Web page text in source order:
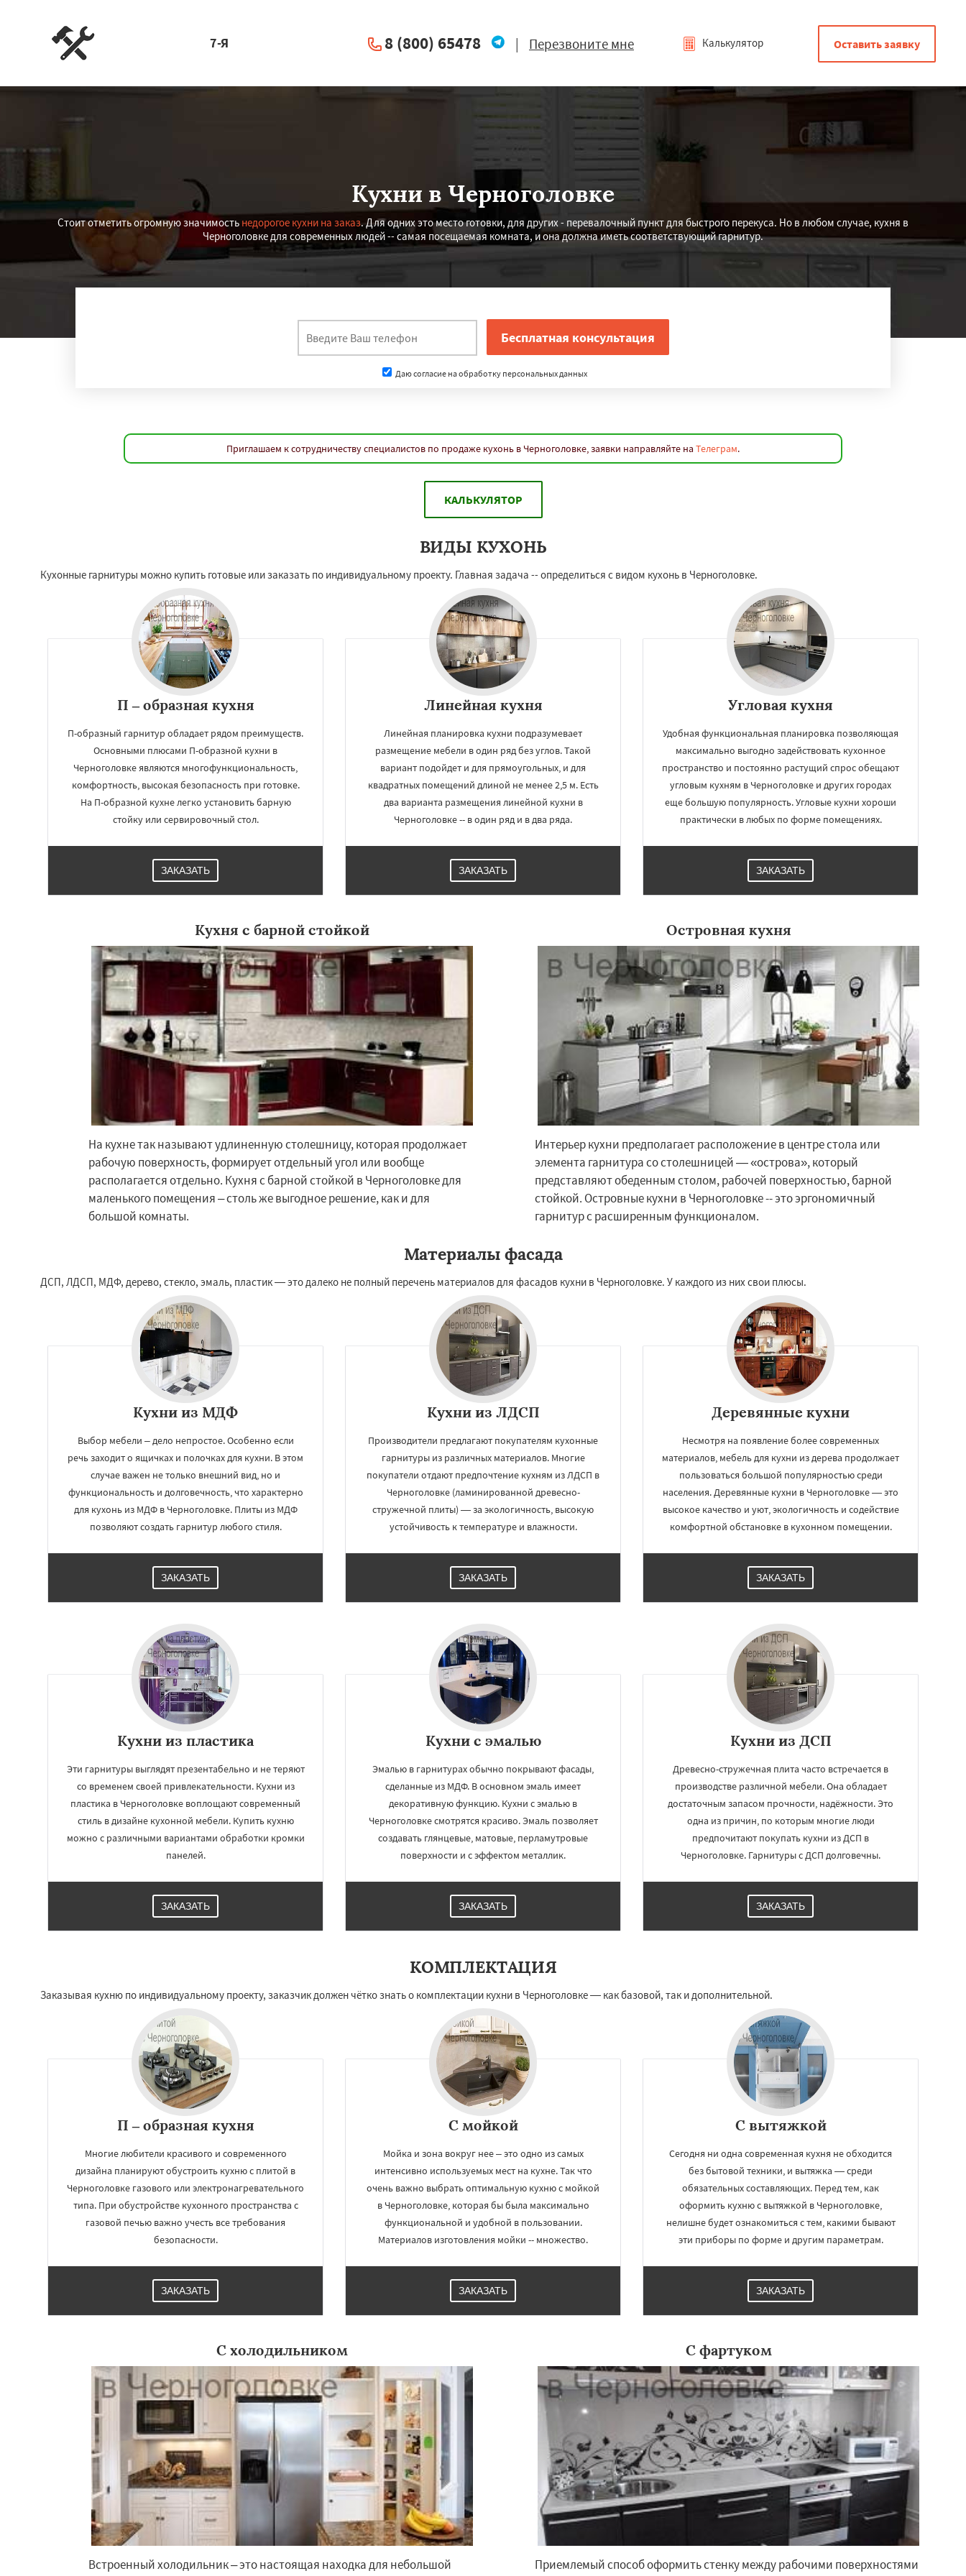
Работаем по
регионам
Богородское
Восход Деденево Жилево Загорянский
Нахабино
7-Я 8 (800) 65478 | Перезвоните мне Калькулятор Оставить заявку
Кухни в Черноголовке
Стоит отметить огромную значимость недорогое кухни на заказ. Для одних это место готовки, для других - перевалочный пункт для быстрого перекуса. Но в любом случае, кухня в
Черноголовке для современных людей -- самая посещаемая комната, и она должна иметь соответствующий гарнитур.
Даю согласие на обработку персональных данных
Приглашаем к сотрудничеству специалистов по продаже кухонь в Черноголовке, заявки направляйте на Телеграм.
КАЛЬКУЛЯТОР
ВИДЫ КУХОНЬ
Кухонные гарнитуры можно купить готовые или заказать по индивидуальному проекту. Главная задача -- определиться с видом кухонь в Черноголовке.
П – образная кухня
П-образный гарнитур обладает рядом преимуществ.
Основными плюсами П-образной кухни в
Черноголовке являются многофункциональность,
комфортность, высокая безопасность при готовке.
На П-образной кухне легко установить барную
стойку или сервировочный стол.
ЗАКАЗАТЬ
Линейная кухня
Линейная планировка кухни подразумевает
размещение мебели в один ряд без углов. Такой
вариант подойдет и для прямоугольных, и для
квадратных помещений длиной не менее 2,5 м. Есть
два варианта размещения линейной кухни в
Черноголовке -- в один ряд и в два ряда.
ЗАКАЗАТЬ
Угловая кухня
Удобная функциональная планировка позволяющая
максимально выгодно задействовать кухонное
пространство и постоянно растущий спрос обещают
угловым кухням в Черноголовке и других городах
еще большую популярность. Угловые кухни хороши
практически в любых по форме помещениях.
ЗАКАЗАТЬ
Кухня с барной стойкой
На кухне так называют удлиненную столешницу, которая продолжает
рабочую поверхность, формирует отдельный угол или вообще
располагается отдельно. Кухня с барной стойкой в Черноголовке для
маленького помещения – столь же выгодное решение, как и для
большой комнаты.
Островная кухня
Интерьер кухни предполагает расположение в центре стола или
элемента гарнитура со столешницей — «острова», который
представляют обеденным столом, рабочей поверхностью, барной
стойкой. Островные кухни в Черноголовке -- это эргономичный
гарнитур с расширенным функционалом.
Материалы фасада
ДСП, ЛДСП, МДФ, дерево, стекло, эмаль, пластик — это далеко не полный перечень материалов для фасадов кухни в Черноголовке. У каждого из них свои плюсы.
Кухни из МДФ
Выбор мебели – дело непростое. Особенно если
речь заходит о ящичках и полочках для кухни. В этом
случае важен не только внешний вид, но и
функциональность и долговечность, что характерно
для кухонь из МДФ в Черноголовке. Плиты из МДФ
позволяют создать гарнитур любого стиля.
ЗАКАЗАТЬ
Кухни из ЛДСП
Производители предлагают покупателям кухонные
гарнитуры из различных материалов. Многие
покупатели отдают предпочтение кухням из ЛДСП в
Черноголовке (ламинированной древесно-
стружечной плиты) — за экологичность, высокую
устойчивость к температуре и влажности.
ЗАКАЗАТЬ
Деревянные кухни
Несмотря на появление более современных
материалов, мебель для кухни из дерева продолжает
пользоваться большой популярностью среди
населения. Деревянные кухни в Черноголовке — это
высокое качество и уют, экологичность и содействие
комфортной обстановке в кухонном помещении.
ЗАКАЗАТЬ
Кухни из пластика
Эти гарнитуры выглядят презентабельно и не теряют
со временем своей привлекательности. Кухни из
пластика в Черноголовке воплощают современный
стиль в дизайне кухонной мебели. Купить кухню
можно с различными вариантами обработки кромки
панелей.
ЗАКАЗАТЬ
Кухни с эмалью
Эмалью в гарнитурах обычно покрывают фасады,
сделанные из МДФ. В основном эмаль имеет
декоративную функцию. Кухни с эмалью в
Черноголовке смотрятся красиво. Эмаль позволяет
создавать глянцевые, матовые, перламутровые
поверхности и с эффектом металлик.
ЗАКАЗАТЬ
Кухни из ДСП
Древесно-стружечная плита часто встречается в
производстве различной мебели. Она обладает
достаточным запасом прочности, надёжности. Это
одна из причин, по которым многие люди
предпочитают покупать кухни из ДСП в
Черноголовке. Гарнитуры с ДСП долговечны.
ЗАКАЗАТЬ
КОМПЛЕКТАЦИЯ
Заказывая кухню по индивидуальному проекту, заказчик должен чётко знать о комплектации кухни в Черноголовке — как базовой, так и дополнительной.
П – образная кухня
Многие любители красивого и современного
дизайна планируют обустроить кухню с плитой в
Черноголовке газового или электронагревательного
типа. При обустройстве кухонного пространства с
газовой печью важно учесть все требования
безопасности.
ЗАКАЗАТЬ
С мойкой
Мойка и зона вокруг нее – это одно из самых
интенсивно используемых мест на кухне. Так что
очень важно выбрать оптимальную кухню с мойкой
в Черноголовке, которая бы была максимально
функциональной и удобной в пользовании.
Материалов изготовления мойки -- множество.
ЗАКАЗАТЬ
С вытяжкой
Сегодня ни одна современная кухня не обходится
без бытовой техники, и вытяжка — среди
обязательных составляющих. Перед тем, как
оформить кухню с вытяжкой в Черноголовке,
нелишне будет ознакомиться с тем, какими бывают
эти приборы по форме и другим параметрам.
ЗАКАЗАТЬ
С холодильником
Встроенный холодильник – это настоящая находка для небольшой
С фартуком
Приемлемый способ оформить стенку между рабочими поверхностями
УЗНАТЬ ПОДРОБНЕЕ ×